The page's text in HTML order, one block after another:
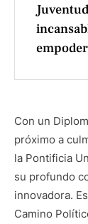
Con un
próximo a
la Pontificia
su profundo
innovadora.
Camino